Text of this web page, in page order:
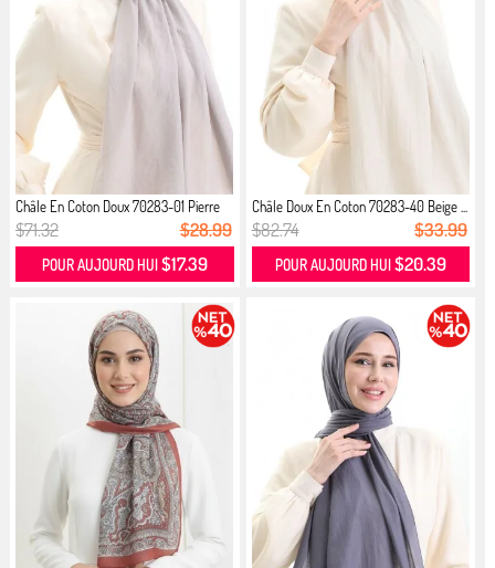
Châle En Coton Doux 70283-01 Pierre
$71.32 $28.99
POUR AUJOURD HUI $17.39
Châle Doux En Coton 70283-40 Beige ...
$82.74 $33.99
POUR AUJOURD HUI $20.39